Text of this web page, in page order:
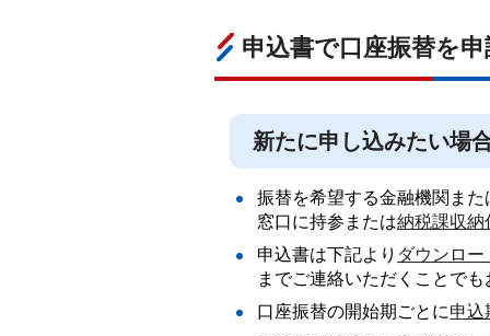
申込書で口座振替を
新たに申し込みたい場
振替を希望する金融機関ま
窓口に持参または納税課収納
申込書は下記より ダウンロー
までご連絡いただくことで
口座振替の開始期ごとに申込